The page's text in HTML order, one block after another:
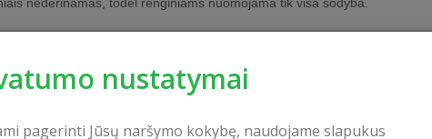
nustatymai
pagerinti Jūsų naršymo kokybę, naudojame slapukus
gali ilsėtis apie 30-40 žmonių grupė. Sodyba dirba visais metų
sodybą: